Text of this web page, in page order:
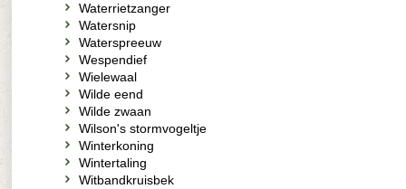
Waterrietzanger
Watersnip
Waterspreeuw
Wespendief
Wielewaal
Wilde eend
Wilde zwaan
Wilson's stormvogeltje
Winterkoning
Wintertaling
Witbandkruisbek